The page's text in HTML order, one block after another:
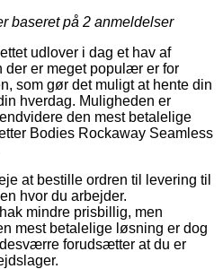
baseret på 2 anmeldelser
udlover i dag et hav af
der er meget populær er for
som gør det muligt at hente din
hverdag. Muligheden er
den mest betalelige
Bodies Rockaway Seamless
at bestille ordren til levering til
hvor du arbejder.
mindre prisbillig, men
mest betalelige løsning er dog
forudsætter at du er